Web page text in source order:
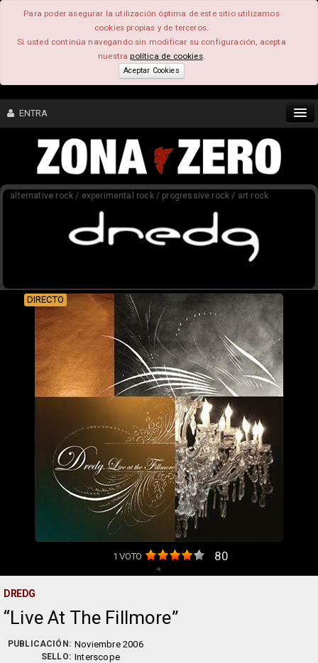
Para poder asegurar la utilización óptima de este sitio utilizamos
cookies propias y de terceros.
Si usted continúa navegando sin modificar su configuración, acepta
nuestrapolítica de cookies.
Aceptar Cookies
ENTRA
CONTENIDO
FEEEDBACK
alternative rock / experimental rock / progressive rock / art rock
DIRECTO
1 VOTO 80
+
DREDG
Live At The Fillmore
PUBLICACIÓN: Noviembre 2006
SELLO: Interscope